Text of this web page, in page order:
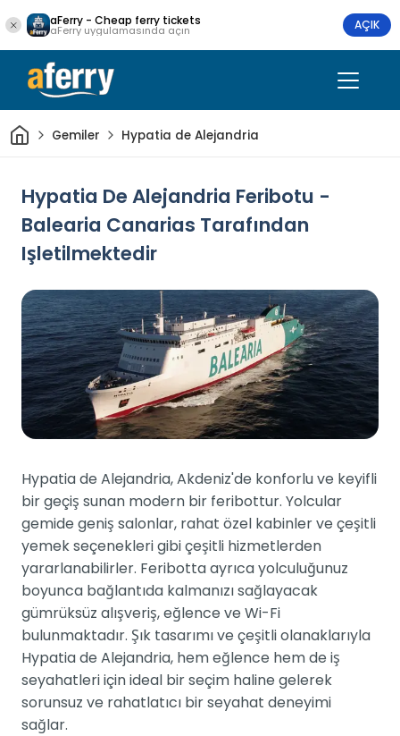
aFerry - Cheap ferry tickets
aFerry uygulamasında açın AÇIK
Ev Gemiler Hypatia de Alejandria
Hypatia De Alejandria Feribotu -
Balearia Canarias Tarafından
Işletilmektedir
Hypatia de Alejandria, Akdeniz'de konforlu ve keyifli
bir geçiş sunan modern bir feribottur. Yolcular
gemide geniş salonlar, rahat özel kabinler ve çeşitli
yemek seçenekleri gibi çeşitli hizmetlerden
yararlanabilirler. Feribotta ayrıca yolculuğunuz
boyunca bağlantıda kalmanızı sağlayacak
gümrüksüz alışveriş, eğlence ve Wi-Fi
bulunmaktadır. Şık tasarımı ve çeşitli olanaklarıyla
Hypatia de Alejandria, hem eğlence hem de iş
seyahatleri için ideal bir seçim haline gelerek
sorunsuz ve rahatlatıcı bir seyahat deneyimi
sağlar.